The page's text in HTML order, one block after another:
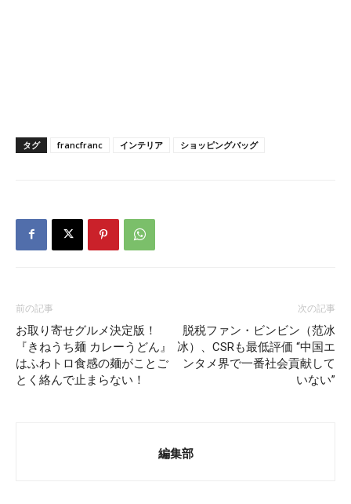
タグ francfranc インテリア ショッピングバッグ
前の記事
お取り寄せグルメ決定版！
『きねうち麺 カレーうどん』
はふわトロ食感の麺がことご
とく絡んで止まらない！
次の記事
脱税ファン・ビンビン（范冰
冰）、CSRも最低評価 “中国エ
ンタメ界で一番社会貢献して
いない”
編集部